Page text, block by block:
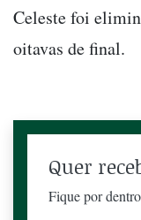
Celeste foi
oitavas de final.
Quer
Fique por